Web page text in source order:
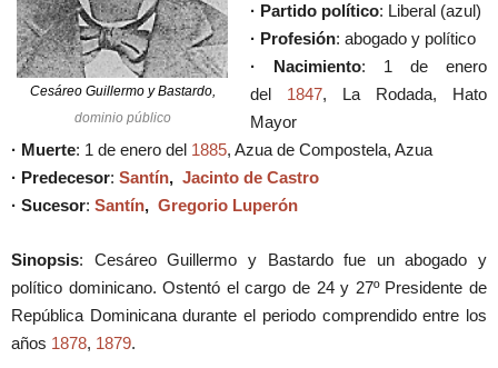
Cesáreo Guillermo y Bastardo,
dominio público
· Partido político: Liberal (azul)
· Profesión: abogado y político
· Nacimiento: 1 de enero
del 1847, La Rodada, Hato
Mayor
· Muerte: 1 de enero del 1885, Azua de Compostela, Azua
· Predecesor: Santín, Jacinto de Castro
· Sucesor: Santín, Gregorio Luperón
Sinopsis: Cesáreo Guillermo y Bastardo fue un abogado y
político dominicano. Ostentó el cargo de 24 y 27º Presidente de
República Dominicana durante el periodo comprendido entre los
años 1878, 1879.